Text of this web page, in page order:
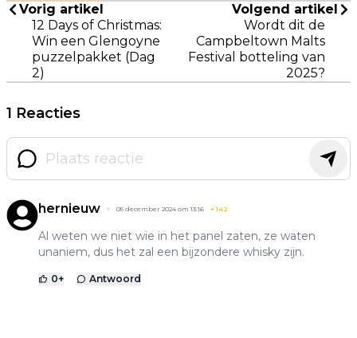
Vorig artikel
12 Days of Christmas:
Win een Glengoyne
puzzelpakket (Dag
2)
Volgend artikel
Wordt dit de
Campbeltown Malts
Festival botteling van
2025?
1 Reacties
hernieuw 05 december 2024 om 13:16 +142
Al weten we niet wie in het panel zaten, ze waten
unaniem, dus het zal een bijzondere whisky zijn.
0+ Antwoord